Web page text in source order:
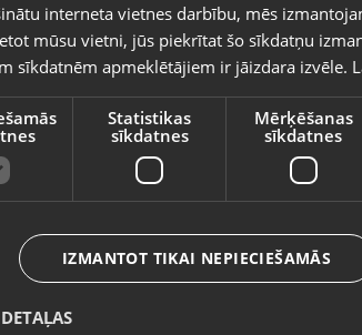
Sudraba karote
Stāvoklis Restaurēts (Garantija 24
285.00
No 12.96€/mēn.
Vietnes saturs būs attēlots
Valsts
Valoda
Latviešu / Latvian
interneta vietnes darbību, mēs
mūsu vietni, jūs piekrītat šo sīkdatņu
sīkdatnēm apmeklētājiem ir jāizdara izvēle.
Statistikas
sīkdatnes
Mērķēšanas
sīkdatnes
IZMANTOT TIKAI NEPIECIEŠAMĀS